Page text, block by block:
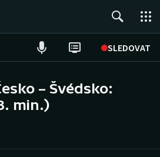
SLEDOVAT
– Švédsko:
min.)